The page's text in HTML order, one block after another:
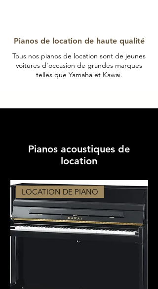
Pianos de location de haute qualité
Tous nos pianos de location sont de jeunes
voitures d'occasion de grandes marques
telles que Yamaha et Kawai.
Pianos acoustiques de
location
LOCATION DE PIANO